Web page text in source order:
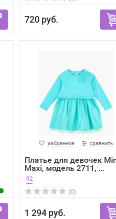
720 руб.
избранное сравнить
Платье для девочек
Maxi, модель 2711, ...
92
(0)
1 294 руб.